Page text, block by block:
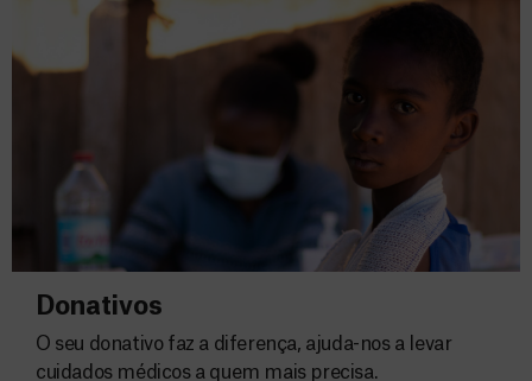
Donativos
O seu donativo faz a diferença, ajuda-nos a levar
cuidados médicos a quem mais precisa.